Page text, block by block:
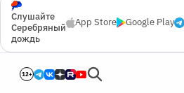
Слушайте
Серебряный
дождь
App Store Google Play
12+